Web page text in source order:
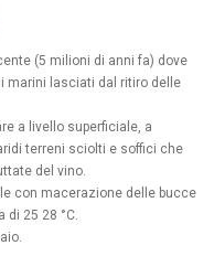
(5 milioni di anni fa) dove
marini lasciati dal ritiro delle
a livello superficiale, a
terreni sciolti e soffici che
del vino.
con macerazione delle bucce
25 28 °C.